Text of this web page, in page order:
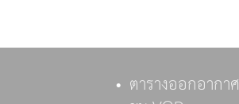
ตารางออกอากาศ